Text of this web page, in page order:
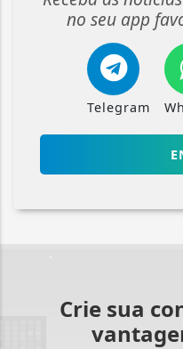
no seu app
Telegram
Crie sua